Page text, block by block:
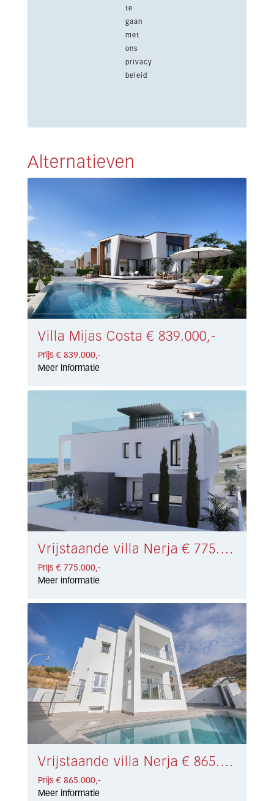
te
gaan
met
ons
privacy
beleid
Alternatieven
Villa Mijas Costa € 839.000,-
Prijs € 839.000,-
Meer informatie
Vrijstaande villa Nerja € 775.000,-
Prijs € 775.000,-
Meer informatie
Vrijstaande villa Nerja € 865.000,-
Prijs € 865.000,-
Meer informatie